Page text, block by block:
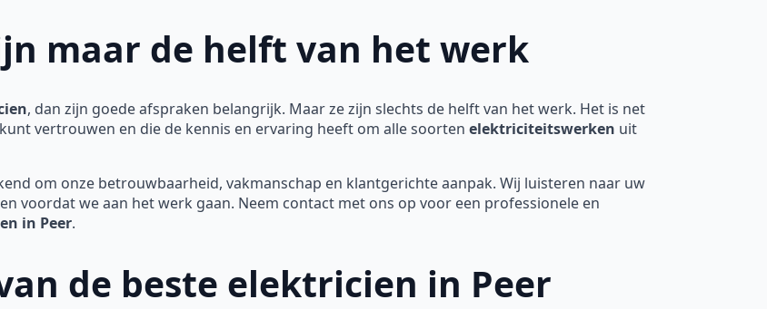
maar de helft van het werk
, dan zijn goede afspraken belangrijk. Maar ze zijn slechts de helft van het werk. Het is net
vertrouwen en die de kennis en ervaring heeft om alle soorten elektriciteitswerken uit
om onze betrouwbaarheid, vakmanschap en klantgerichte aanpak. Wij luisteren naar uw
voordat we aan het werk gaan. Neem contact met ons op voor een professionele en
in Peer.
de beste elektricien in Peer